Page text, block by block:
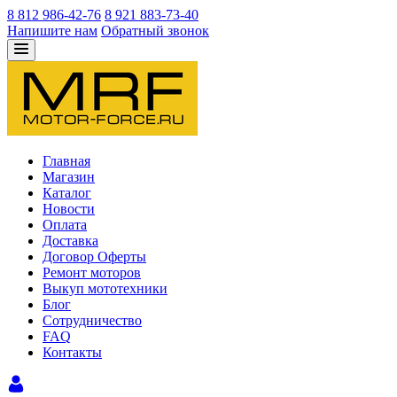
8 812 986-42-76 8 921 883-73-40
Напишите нам Обратный звонок
Главная
Магазин
Каталог
Новости
Оплата
Доставка
Договор Оферты
Ремонт моторов
Выкуп мототехники
Блог
Сотрудничество
FAQ
Контакты